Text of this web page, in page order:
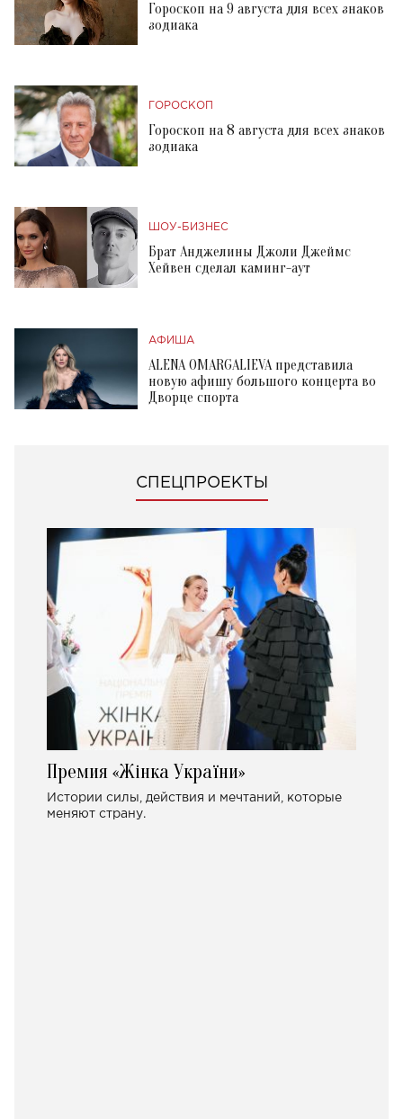
Гороскоп на 9 августа для всех знаков
зодиака
ГОРОСКОП
Гороскоп на 8 августа для всех знаков
зодиака
ШОУ-БИЗНЕС
Брат Анджелины Джоли Джеймс
Хейвен сделал каминг-аут
АФИША
ALENA OMARGALIEVA представила
новую афишу большого концерта во
Дворце спорта
СПЕЦПРОЕКТЫ
Премия «Жінка України»
Истории силы, действия и мечтаний, которые
меняют страну.